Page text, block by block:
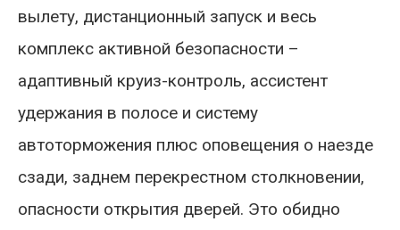
вылету, дистанционный запуск и весь
комплекс активной безопасности –
адаптивный круиз-контроль, ассистент
удержания в полосе и систему
автоторможения плюс оповещения о наезде
сзади, заднем перекрестном столкновении,
опасности открытия дверей. Это обидно